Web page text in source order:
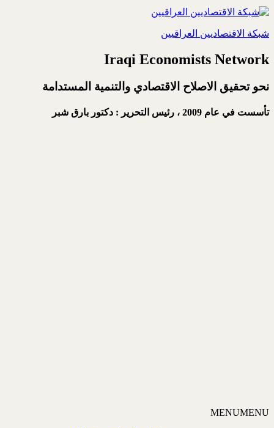
شبكة الاقتصاديين العراقيين
Iraqi Economists Network
نحو تحقيق الاصلاح الاقتصادي والتنمية المستدامة
تأسست في عام 2009 ، رئيس التحرير : دكتور بارق شبر
MENUMENU